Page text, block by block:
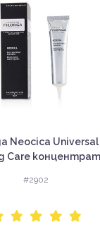
Neocica Universal
Care
кожа
#2902